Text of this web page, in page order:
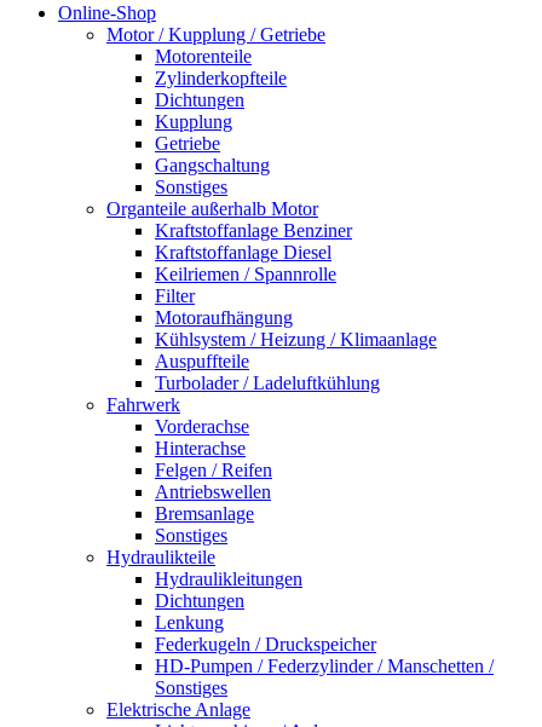
Online-Shop
Motor / Kupplung / Getriebe
Motorenteile
Zylinderkopfteile
Dichtungen
Kupplung
Getriebe
Gangschaltung
Sonstiges
Organteile außerhalb Motor
Kraftstoffanlage Benziner
Kraftstoffanlage Diesel
Keilriemen / Spannrolle
Filter
Motoraufhängung
Kühlsystem / Heizung / Klimaanlage
Auspuffteile
Turbolader / Ladeluftkühlung
Fahrwerk
Vorderachse
Hinterachse
Felgen / Reifen
Antriebswellen
Bremsanlage
Sonstiges
Hydraulikteile
Hydraulikleitungen
Dichtungen
Lenkung
Federkugeln / Druckspeicher
HD-Pumpen / Federzylinder / Manschetten /
Sonstiges
Elektrische Anlage